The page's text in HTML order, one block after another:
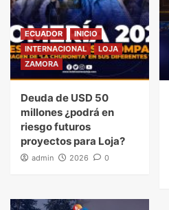
ECUADOR
INICIO
INTERNACIONAL
LOJA
ZAMORA
Deuda de USD 50
millones ¿podrá en
riesgo futuros
proyectos para Loja?
admin 2026 0